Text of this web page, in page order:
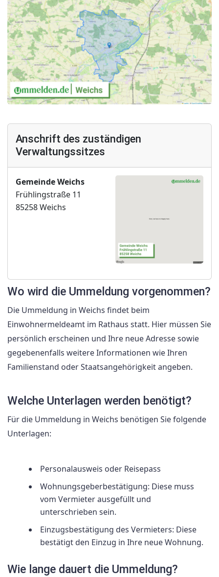
Anschrift des zuständigen
Verwaltungssitzes
Gemeinde Weichs
Frühlingstraße 11
85258 Weichs
Wo wird die Ummeldung vorgenommen?
Die Ummeldung in Weichs findet beim
Einwohnermeldeamt im Rathaus statt. Hier müssen Sie
persönlich erscheinen und Ihre neue Adresse sowie
gegebenenfalls weitere Informationen wie Ihren
Familienstand oder Staatsangehörigkeit angeben.
Welche Unterlagen werden benötigt?
Für die Ummeldung in Weichs benötigen Sie folgende
Unterlagen:
Personalausweis oder Reisepass
Wohnungsgeberbestätigung: Diese muss
vom Vermieter ausgefüllt und
unterschrieben sein.
Einzugsbestätigung des Vermieters: Diese
bestätigt den Einzug in Ihre neue Wohnung.
Wie lange dauert die Ummeldung?